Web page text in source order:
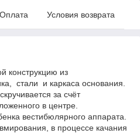
Оплата Условия возврата
конструкцию из
стали и каркаса основания.
за счёт
в центре.
вестибюлярного аппарата.
в процессе качания